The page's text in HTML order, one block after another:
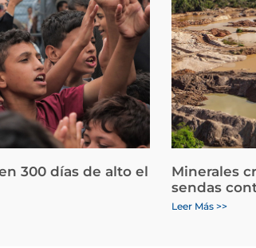
300 días de alto el
Minerales
sendas
Leer Más >>